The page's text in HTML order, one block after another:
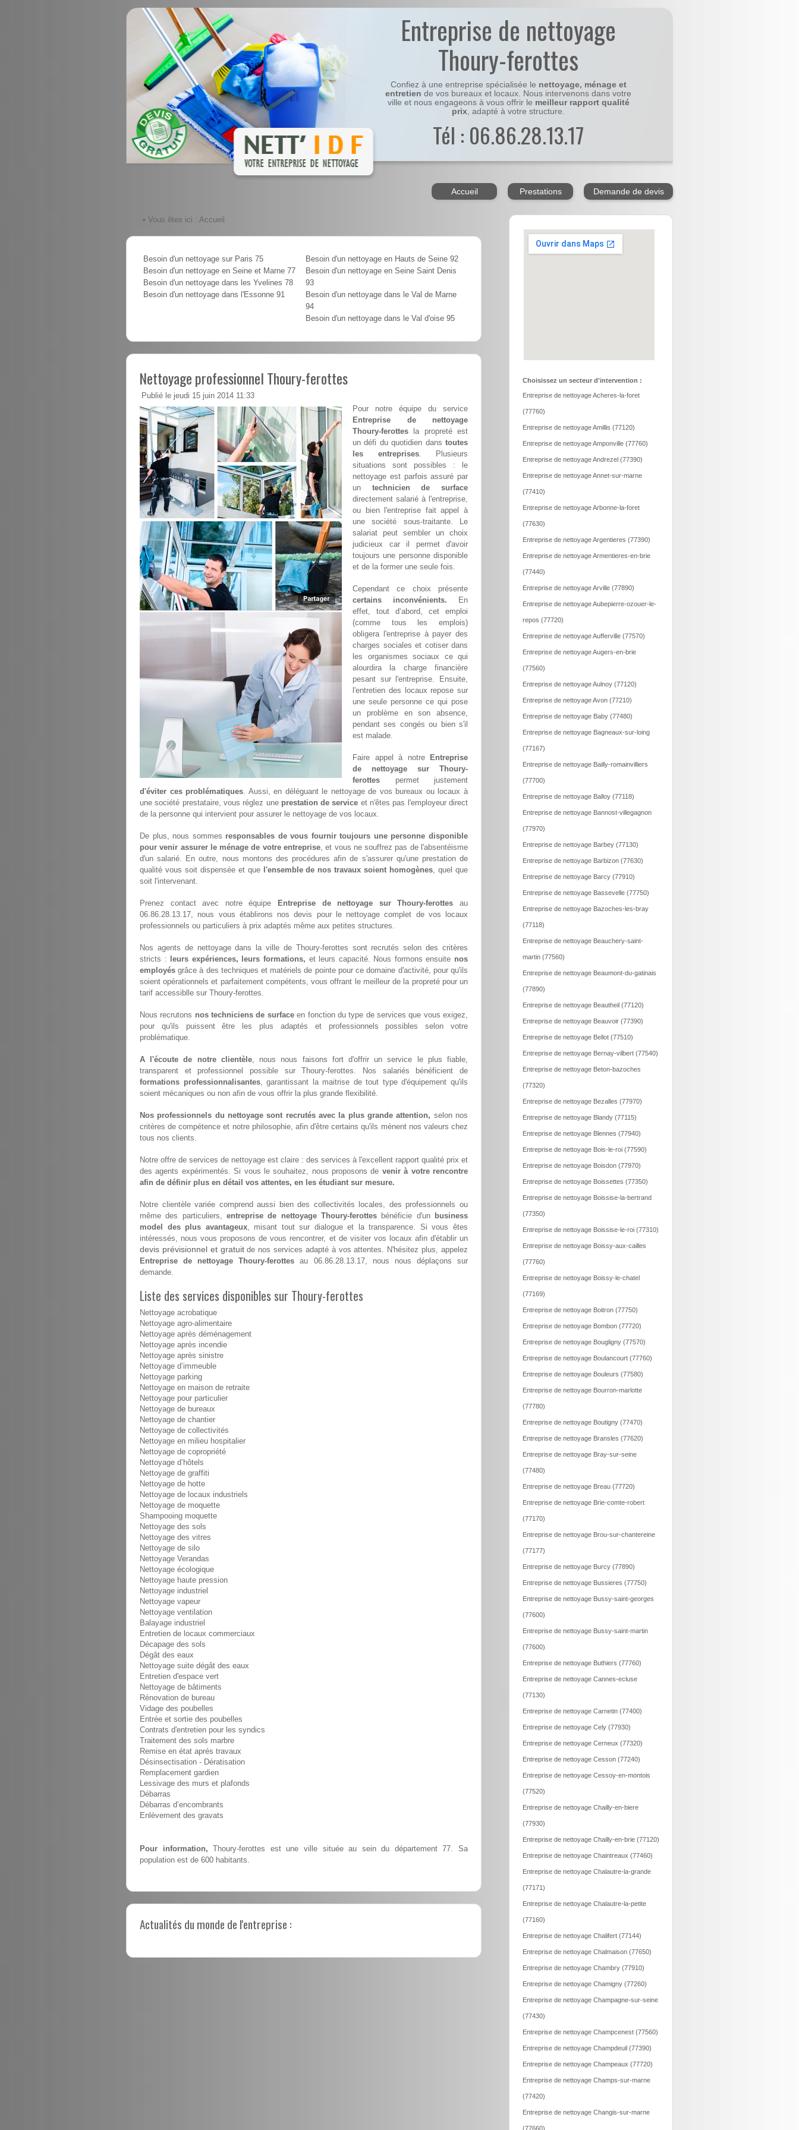
Entreprise de nettoyage
Thoury-ferottes
Confiez à une entreprise spécialisée le nettoyage, ménage et
entretien de vos bureaux et locaux. Nous intervenons dans votre
ville et nous engageons à vous offrir le meilleur rapport qualité
prix, adapté à votre structure.
Tél : 06.86.28.13.17
Accueil Prestations Demande de devis
• Vous êtes ici : Accueil
Besoin d'un nettoyage sur Paris 75
Besoin d'un nettoyage en Seine et Marne 77
Besoin d'un nettoyage dans les Yvelines 78
Besoin d'un nettoyage dans l'Essonne 91
Besoin d'un nettoyage en Hauts de Seine 92
Besoin d'un nettoyage en Seine Saint Denis
93
Besoin d'un nettoyage dans le Val de Marne
94
Besoin d'un nettoyage dans le Val d'oise 95
Nettoyage professionnel Thoury-ferottes
Publié le jeudi 15 juin 2014 11:33
Pour notre équipe du service
Entreprise de nettoyage
Thoury-ferottes la propreté est
un défi du quotidien dans toutes
les entreprises. Plusieurs
situations sont possibles : le
nettoyage est parfois assuré par
un technicien de surface
directement salarié à l'entreprise,
ou bien l'entreprise fait appel à
une société sous-traitante. Le
salariat peut sembler un choix
judicieux car il permet d'avoir
toujours une personne disponible
et de la former une seule fois.
Cependant ce choix présente
certains inconvénients. En
effet, tout d‘abord, cet emploi
(comme tous les emplois)
obligera l'entreprise à payer des
charges sociales et cotiser dans
les organismes sociaux ce qui
alourdira la charge financière
pesant sur l'entreprise. Ensuite,
l'entretien des locaux repose sur
une seule personne ce qui pose
un problème en son absence,
pendant ses congés ou bien s'il
est malade.
Faire appel à notre
Entreprise
de nettoyage sur Thoury-
ferottes permet justement
d'éviter ces problématiques. Aussi, en déléguant le nettoyage de vos bureaux ou locaux à
une société prestataire, vous réglez une prestation de service et n'êtes pas l'employeur direct
de la personne qui intervient pour assurer le nettoyage de vos locaux.
De plus, nous sommes responsables de vous fournir toujours une personne disponible
pour venir assurer le ménage de votre entreprise, et vous ne souffrez pas de l'absentéisme
d'un salarié. En outre, nous montons des procédures afin de s'assurer qu'une prestation de
qualité vous soit dispensée et que l'ensemble de nos travaux soient homogènes, quel que
soit l'intervenant.
Prenez contact avec notre équipe Entreprise de nettoyage sur Thoury-ferottes au
06.86.28.13.17, nous vous établirons nos devis pour le nettoyage complet de vos locaux
professionnels ou particuliers à prix adaptés même aux petites structures.
Nos agents de nettoyage dans la ville de Thoury-ferottes sont recrutés selon des critères
stricts :
leurs expériences, leurs formations, et leurs capacité. Nous formons ensuite nos
employés grâce à des techniques et matériels de pointe pour ce domaine d'activité, pour qu'ils
soient opérationnels et parfaitement compétents, vous offrant le meilleur de la propreté pour un
tarif accessiblle sur Thoury-ferottes.
Nous recrutons nos techniciens de surfaceen fonction du type de services que vous exigez,
pour qu'ils puissent être les plus adaptés et professionnels possibles selon votre
problématique.
A l'écoute de notre clientèle, nous nous faisons fort d'offrir un service le plus fiable,
transparent et professionnel possible sur Thoury-ferottes. Nos salariés bénéficient de
formations professionnalisantes, garantissant la maitrise de tout type d'équipement qu'ils
soient mécaniques ou non afin de vous offrir la plus grande flexibilité.
Nos professionnels du nettoyage sont recrutés avec la plus grande attention, selon nos
critères de compétence et notre philosophie, afin d'être certains qu'ils mènent nos valeurs chez
tous nos clients.
Notre offre de services de nettoyage est claire : des services à l'excellent rapport qualité prix et
des agents expérimentés. Si vous le souhaitez, nous proposons de venir à votre rencontre
afin de définir plus en détail vos attentes, en les étudiant sur mesure.
Notre clientèle variée comprend aussi bien des collectivités locales, des professionnels ou
même des particuliers, entreprise de nettoyage Thoury-ferottes bénéficie d'un business
model des plus avantageux, misant tout sur dialogue et la transparence. Si vous êtes
intéressés, nous vous proposons de vous rencontrer, et de visiter vos locaux afin d'établir un
devis prévisionnel et gratuitde nos services adapté à vos attentes. N'hésitez plus, appelez
Entreprise de nettoyage Thoury-ferottes au 06.86.28.13.17, nous nous déplaçons sur
demande.
Liste des services disponibles sur Thoury-ferottes
Nettoyage acrobatique
Nettoyage agro-alimentaire
Nettoyage après déménagement
Nettoyage après incendie
Nettoyage après sinistre
Nettoyage d’immeuble
Nettoyage parking
Nettoyage en maison de retraite
Nettoyage pour particulier
Nettoyage de bureaux
Nettoyage de chantier
Nettoyage de collectivités
Nettoyage en milieu hospitalier
Nettoyage de copropriété
Nettoyage d’hôtels
Nettoyage de graffiti
Nettoyage de hotte
Nettoyage de locaux industriels
Nettoyage de moquette
Shampooing moquette
Nettoyage des sols
Nettoyage des vitres
Nettoyage de silo
Nettoyage Verandas
Nettoyage écologique
Nettoyage haute pression
Nettoyage industriel
Nettoyage vapeur
Nettoyage ventilation
Balayage industriel
Entretien de locaux commerciaux
Décapage des sols
Dégât des eaux
Nettoyage suite dégât des eaux
Entretien d'espace vert
Nettoyage de bâtiments
Rénovation de bureau
Vidage des poubelles
Entrée et sortie des poubelles
Contrats d'entretien pour les syndics
Traitement des sols marbre
Remise en état aprés travaux
Désinsectisation - Dératisation
Remplacement gardien
Lessivage des murs et plafonds
Débarras
Débarras d’encombrants
Enlèvement des gravats
Pour information, Thoury-ferottes est une ville située au sein du département 77. Sa
population est de 600 habitants.
Actualités du monde de l'entreprise :
Choisissez un secteur d'intervention :
Entreprise de nettoyage Acheres-la-foret
(77760)
Entreprise de nettoyage Amillis (77120)
Entreprise de nettoyage Amponville (77760)
Entreprise de nettoyage Andrezel (77390)
Entreprise de nettoyage Annet-sur-marne
(77410)
Entreprise de nettoyage Arbonne-la-foret
(77630)
Entreprise de nettoyage Argentieres (77390)
Entreprise de nettoyage Armentieres-en-brie
(77440)
Entreprise de nettoyage Arville (77890)
Entreprise de nettoyage Aubepierre-ozouer-le-
repos (77720)
Entreprise de nettoyage Aufferville (77570)
Entreprise de nettoyage Augers-en-brie
(77560)
Entreprise de nettoyage Aulnoy (77120)
Entreprise de nettoyage Avon (77210)
Entreprise de nettoyage Baby (77480)
Entreprise de nettoyage Bagneaux-sur-loing
(77167)
Entreprise de nettoyage Bailly-romainvilliers
(77700)
Entreprise de nettoyage Balloy (77118)
Entreprise de nettoyage Bannost-villegagnon
(77970)
Entreprise de nettoyage Barbey (77130)
Entreprise de nettoyage Barbizon (77630)
Entreprise de nettoyage Barcy (77910)
Entreprise de nettoyage Bassevelle (77750)
Entreprise de nettoyage Bazoches-les-bray
(77118)
Entreprise de nettoyage Beauchery-saint-
martin (77560)
Entreprise de nettoyage Beaumont-du-gatinais
(77890)
Entreprise de nettoyage Beautheil (77120)
Entreprise de nettoyage Beauvoir (77390)
Entreprise de nettoyage Bellot (77510)
Entreprise de nettoyage Bernay-vilbert (77540)
Entreprise de nettoyage Beton-bazoches
(77320)
Entreprise de nettoyage Bezalles (77970)
Entreprise de nettoyage Blandy (77115)
Entreprise de nettoyage Blennes (77940)
Entreprise de nettoyage Bois-le-roi (77590)
Entreprise de nettoyage Boisdon (77970)
Entreprise de nettoyage Boissettes (77350)
Entreprise de nettoyage Boissise-la-bertrand
(77350)
Entreprise de nettoyage Boissise-le-roi (77310)
Entreprise de nettoyage Boissy-aux-cailles
(77760)
Entreprise de nettoyage Boissy-le-chatel
(77169)
Entreprise de nettoyage Boitron (77750)
Entreprise de nettoyage Bombon (77720)
Entreprise de nettoyage Bougligny (77570)
Entreprise de nettoyage Boulancourt (77760)
Entreprise de nettoyage Bouleurs (77580)
Entreprise de nettoyage Bourron-marlotte
(77780)
Entreprise de nettoyage Boutigny (77470)
Entreprise de nettoyage Bransles (77620)
Entreprise de nettoyage Bray-sur-seine
(77480)
Entreprise de nettoyage Breau (77720)
Entreprise de nettoyage Brie-comte-robert
(77170)
Entreprise de nettoyage Brou-sur-chantereine
(77177)
Entreprise de nettoyage Burcy (77890)
Entreprise de nettoyage Bussieres (77750)
Entreprise de nettoyage Bussy-saint-georges
(77600)
Entreprise de nettoyage Bussy-saint-martin
(77600)
Entreprise de nettoyage Buthiers (77760)
Entreprise de nettoyage Cannes-ecluse
(77130)
Entreprise de nettoyage Carnetin (77400)
Entreprise de nettoyage Cely (77930)
Entreprise de nettoyage Cerneux (77320)
Entreprise de nettoyage Cesson (77240)
Entreprise de nettoyage Cessoy-en-montois
(77520)
Entreprise de nettoyage Chailly-en-biere
(77930)
Entreprise de nettoyage Chailly-en-brie (77120)
Entreprise de nettoyage Chaintreaux (77460)
Entreprise de nettoyage Chalautre-la-grande
(77171)
Entreprise de nettoyage Chalautre-la-petite
(77160)
Entreprise de nettoyage Chalifert (77144)
Entreprise de nettoyage Chalmaison (77650)
Entreprise de nettoyage Chambry (77910)
Entreprise de nettoyage Chamigny (77260)
Entreprise de nettoyage Champagne-sur-seine
(77430)
Entreprise de nettoyage Champcenest (77560)
Entreprise de nettoyage Champdeuil (77390)
Entreprise de nettoyage Champeaux (77720)
Entreprise de nettoyage Champs-sur-marne
(77420)
Entreprise de nettoyage Changis-sur-marne
(77660)